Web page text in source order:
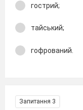
гострий;
тайський;
гофрований.
Запитання 3